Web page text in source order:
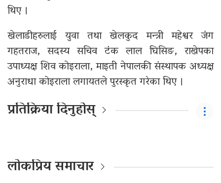
थिए ।
खेलाडीहरुलाई युवा तथा खेलकुद मन्त्री महेश्वर जंग
गहतराज, सदस्य सचिव टंक लाल घिसिङ, राखेपका
उपाध्यक्ष शिव कोइराला, माइती नेपालकी संस्थापक अध्यक्ष
अनुराधा कोइराला लगायतले पुरस्कृत गरेका थिए ।
प्रतिक्रिया दिनुहोस्
लोकप्रिय समाचार